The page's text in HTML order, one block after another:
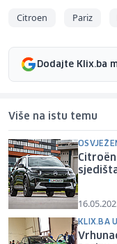
Citroen Pariz
Dodajte Klix.ba
Više na istu temu
KLIX.BA